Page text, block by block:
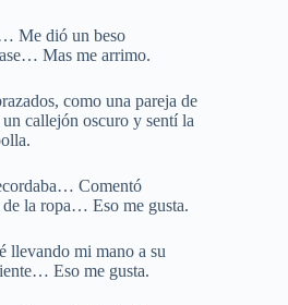
Me dió un beso
Mas me arrimo.
como una pareja de
callejón oscuro y sentí la
Comentó
de la ropa… Eso me gusta.
llevando mi mano a su
Eso me gusta.